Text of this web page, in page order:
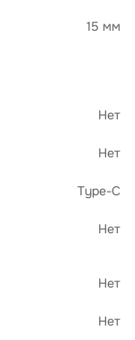
15 мм
Нет
Нет
Type-C
Нет
Нет
Нет